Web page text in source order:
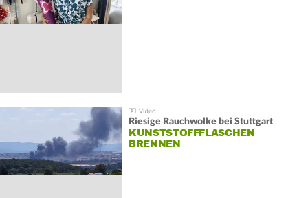
Riesige Rauchwolke bei Stuttgart
KUNSTSTOFFFLASCHEN
BRENNEN